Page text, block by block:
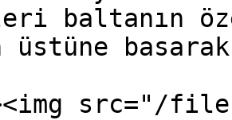
baltanın
üstüne
src="/files/